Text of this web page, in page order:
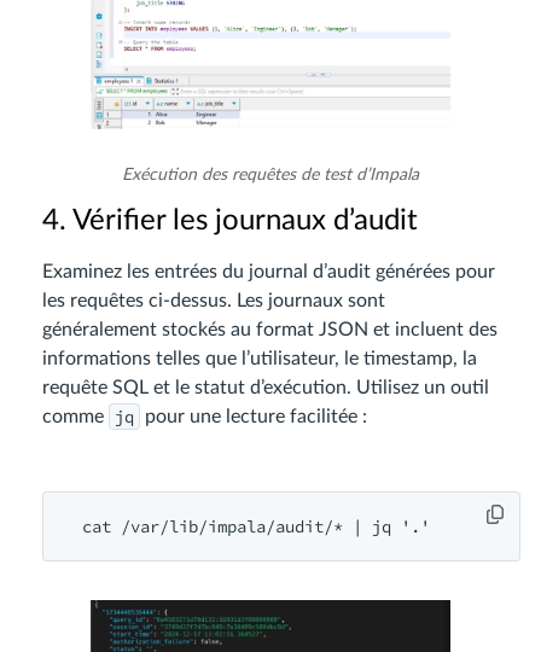
Exécution des requêtes de test d’Impala
4. Vérifier les journaux d’audit
Examinez les entrées du journal d’audit générées pour
les requêtes ci-dessus. Les journaux sont
généralement stockés au format JSON et incluent des
informations telles que l’utilisateur, le timestamp, la
requête SQL et le statut d’exécution. Utilisez un outil
comme
jq pour une lecture facilitée :
cat /var/lib/impala/audit/* | jq